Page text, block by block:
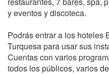
y eventos y discoteca.
Podrás entrar a los hoteles
Turquesa para usar sus
Cuentas con varios
todos los públicos, varios